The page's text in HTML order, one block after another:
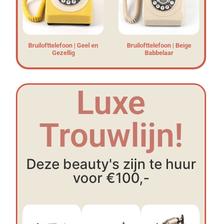
Bruilofttelefoon | Geel en
Gezellig
Bruilofttelefoon | Beige
Babbelaar
Luxe
Trouwlijn!
Deze beauty's zijn te huur
voor €100,-